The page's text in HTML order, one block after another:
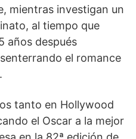
mientras investigan un
al tiempo que
años después
el romance
tanto en Hollywood
el Oscar a la mejor